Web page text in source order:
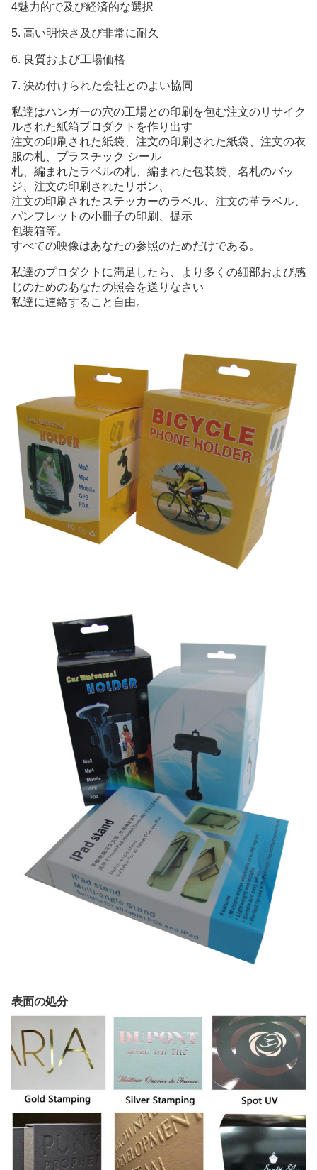
4魅力的で及び経済的な選択
5. 高い明快さ及び非常に耐久
6. 良質および工場価格
7. 決め付けられた会社とのよい協同
私達はハンガーの穴の工場との印刷を包む注文のリサイク
ルされた紙箱プロダクトを作り出す
注文の印刷された紙袋、注文の印刷された紙袋、 注文の衣
服の札、 プラスチック シール
札、編まれたラベルの札、編まれた包装袋、名札のバッ
ジ、 注文の印刷された リボン、
注文の印刷されたステッカーのラベル、注文の革ラベル、
パンフレットの小冊子の印刷、 提示
包装箱等。
すべての映像はあなたの参照のためだけである。
私達のプロダクトに満足したら、より多くの細部および感
じのためのあなたの照会を送りなさい
私達に連絡すること自由。
表面の処分